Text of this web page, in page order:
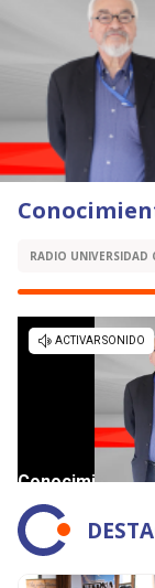
RADIO UNIVERSIDAD